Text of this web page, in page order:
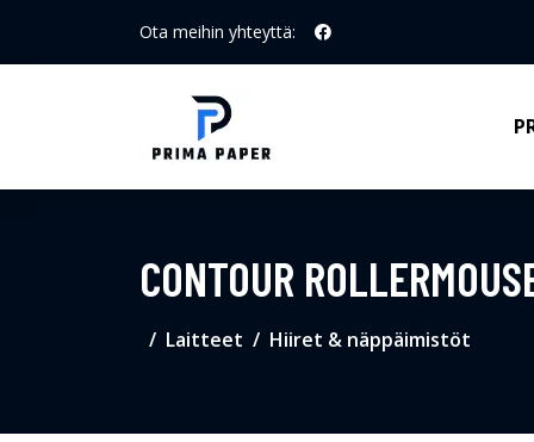
Ota meihin yhteyttä:
CONTOUR
Laitteet Hiiret & näppäimistöt